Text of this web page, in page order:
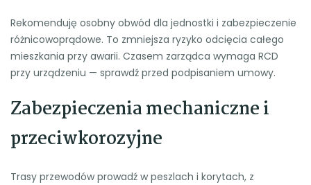
Rekomenduję osobny obwód dla jednostki i zabezpieczenie
różnicowoprądowe. To zmniejsza ryzyko odcięcia całego
mieszkania przy awarii. Czasem zarządca wymaga RCD
przy urządzeniu — sprawdź przed podpisaniem umowy.
Zabezpieczenia mechaniczne i
przeciwkorozyjne
Trasy przewodów prowadź w peszlach i korytach, z